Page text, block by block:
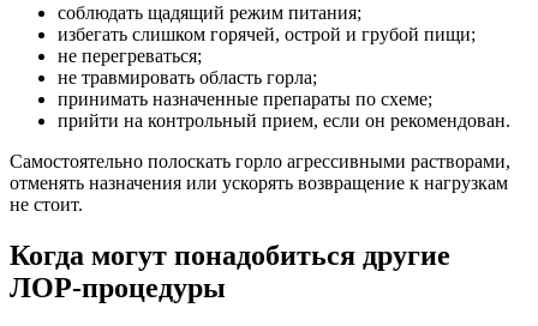
соблюдать щадящий режим питания;
избегать слишком горячей, острой и грубой пищи;
не перегреваться;
не травмировать область горла;
принимать назначенные препараты по схеме;
прийти на контрольный прием, если он рекомендован.
Самостоятельно полоскать горло агрессивными растворами,
отменять назначения или ускорять возвращение к нагрузкам
не стоит.
Когда могут понадобиться другие
ЛОР-процедуры